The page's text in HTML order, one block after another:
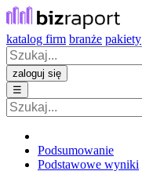
katalog firm branże pakiety
zaloguj się
☰
Podsumowanie
Podstawowe wyniki